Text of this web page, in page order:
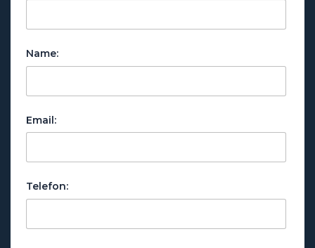
Name:
Email:
Telefon: